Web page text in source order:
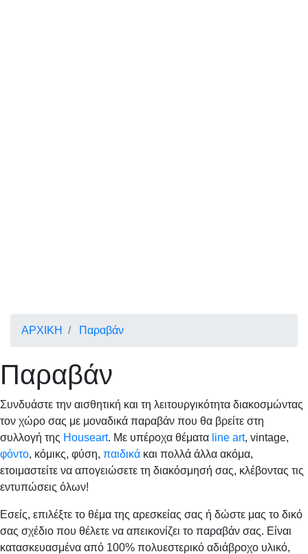
ΑΡΧΙΚΗ Παραβάν
Παραβάν
Συνδυάστε την αισθητική και τη λειτουργικότητα διακοσμώντας
τον χώρο σας με μοναδικά παραβάν που θα βρείτε στη
συλλογή της Houseart. Με υπέροχα θέματα line art, vintage,
φόντο, κόμικς, φύση, παιδικά και πολλά άλλα ακόμα,
ετοιμαστείτε να απογειώσετε τη διακόσμησή σας, κλέβοντας τις
εντυπώσεις όλων!
Εσείς, επιλέξτε το θέμα της αρεσκείας σας ή δώστε μας το δικό
σας σχέδιο που θέλετε να απεικονίζει το παραβάν σας. Είναι
κατασκευασμένα από 100% πολυεστερικό αδιάβροχο υλικό,